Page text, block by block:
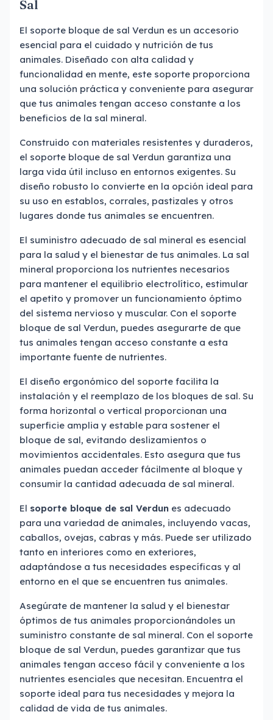
Sal
El soporte bloque de sal Verdun es un accesorio
esencial para el cuidado y nutrición de tus
animales. Diseñado con alta calidad y
funcionalidad en mente, este soporte proporciona
una solución práctica y conveniente para asegurar
que tus animales tengan acceso constante a los
beneficios de la sal mineral.
Construido con materiales resistentes y duraderos,
el soporte bloque de sal Verdun garantiza una
larga vida útil incluso en entornos exigentes. Su
diseño robusto lo convierte en la opción ideal para
su uso en establos, corrales, pastizales y otros
lugares donde tus animales se encuentren.
El suministro adecuado de sal mineral es esencial
para la salud y el bienestar de tus animales. La sal
mineral proporciona los nutrientes necesarios
para mantener el equilibrio electrolítico, estimular
el apetito y promover un funcionamiento óptimo
del sistema nervioso y muscular. Con el soporte
bloque de sal Verdun, puedes asegurarte de que
tus animales tengan acceso constante a esta
importante fuente de nutrientes.
El diseño ergonómico del soporte facilita la
instalación y el reemplazo de los bloques de sal. Su
forma horizontal o vertical proporcionan una
superficie amplia y estable para sostener el
bloque de sal, evitando deslizamientos o
movimientos accidentales. Esto asegura que tus
animales puedan acceder fácilmente al bloque y
consumir la cantidad adecuada de sal mineral.
El soporte bloque de sal Verdun es adecuado
para una variedad de animales, incluyendo vacas,
caballos, ovejas, cabras y más. Puede ser utilizado
tanto en interiores como en exteriores,
adaptándose a tus necesidades específicas y al
entorno en el que se encuentren tus animales.
Asegúrate de mantener la salud y el bienestar
óptimos de tus animales proporcionándoles un
suministro constante de sal mineral. Con el soporte
bloque de sal Verdun, puedes garantizar que tus
animales tengan acceso fácil y conveniente a los
nutrientes esenciales que necesitan. Encuentra el
soporte ideal para tus necesidades y mejora la
calidad de vida de tus animales.